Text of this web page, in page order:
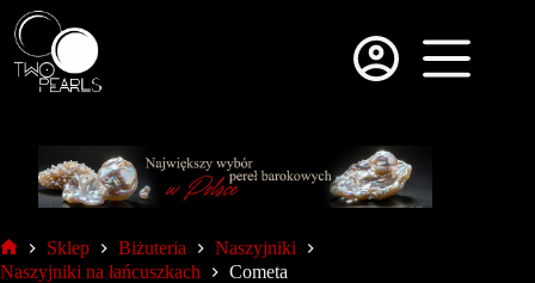
Sklep Biżuteria
Naszyjniki
Naszyjniki na łańcuszkach
Cometa